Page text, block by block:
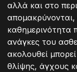
αλλά και στο
απομακρύνονται,
καθημερινότητα
ανάγκες του
ακολουθεί
θλίψης, άγχους